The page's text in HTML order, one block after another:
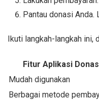
Pantau donasi Anda.
Ikuti langkah-langkah ini,
Fitur Aplikasi
Mudah digunakan
Berbagai metode